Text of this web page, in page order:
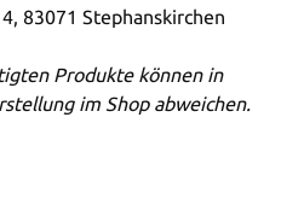
83071 Stephanskirchen
Produkte können in
im Shop abweichen.